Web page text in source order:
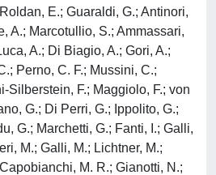
E.; Guaraldi, G.; Antinori,
A.; Marcotullio, S.; Ammassari,
A.; Di Biagio, A.; Gori, A.;
Perno, C. F.; Mussini, C.;
Silberstein, F.; Maggiolo, F.; von
G.; Di Perri, G.; Ippolito, G.;
G.; Marchetti, G.; Fanti, I.; Galli,
M.; Galli, M.; Lichtner, M.;
M. R.; Gianotti, N.;